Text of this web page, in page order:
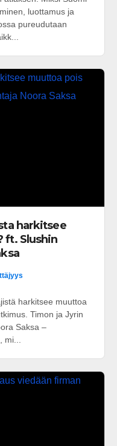
luottamus ja
pureudutaan
harkitsee
ft. Slushin
harkitsee muuttoa
Timon ja Jyrin
Saksa –
mi...